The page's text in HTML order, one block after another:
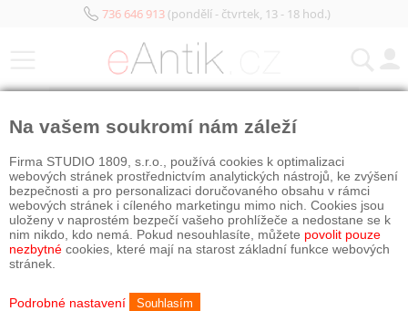
736 646 913(pondělí - čtvrtek, 13 - 18 hod.)
Na vašem soukromí nám záleží
Firma STUDIO 1809, s.r.o., používá cookies k optimalizaci
webových stránek prostřednictvím analytických nástrojů, ke zvýšení
bezpečnosti a pro personalizaci doručovaného obsahu v rámci
webových stránek i cíleného marketingu mimo nich. Cookies jsou
uloženy v naprostém bezpečí vašeho prohlížeče a nedostane se k
nim nikdo, kdo nemá. Pokud nesouhlasíte, můžete povolit pouze
nezbytné cookies, které mají na starost základní funkce webových
stránek.
Podrobné nastavení Souhlasím